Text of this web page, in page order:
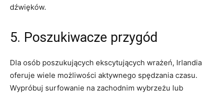
dźwięków.
5. ⁣Poszukiwacze przygód
Dla ⁤osób⁤ poszukujących ekscytujących​ wrażeń, ⁤Irlandia
oferuje wiele⁤ możliwości aktywnego⁣ spędzania czasu.
Wypróbuj surfowanie‌ na zachodnim wybrzeżu lub⁢